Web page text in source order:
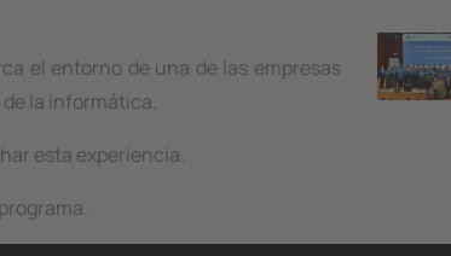
el entorno de una de las empresas
la informática.
esta experiencia.